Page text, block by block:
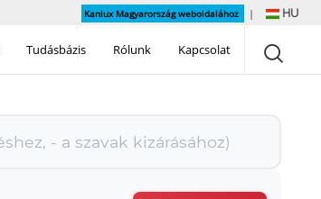
Kanlux Magyarország weboldalához | HU
Tudásbázis Rólunk Kapcsolat